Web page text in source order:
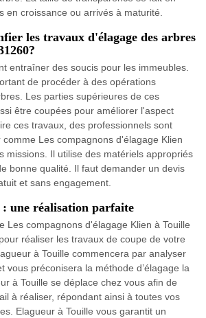
en croissance ou arrivés à maturité.
les travaux d'élagage des arbres
entraîner des soucis pour les immeubles.
de procéder à des opérations
Les parties supérieures de ces
être coupées pour améliorer l'aspect
ces travaux, des professionnels sont
Les compagnons d'élagage Klien
missions. Il utilise des matériels appropriés
bonne qualité. Il faut demander un devis
et sans engagement.
: une réalisation parfaite
Les compagnons d'élagage Klien à Touille
réaliser les travaux de coupe de votre
à Touille commencera par analyser
vous préconisera la méthode d’élagage la
à Touille se déplace chez vous afin de
à réaliser, répondant ainsi à toutes vos
Elagueur à Touille vous garantit un